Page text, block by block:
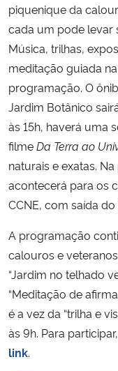
piquenique da
cada um pode levar
Música, trilhas,
meditação guiada
programação. O
Jardim Botânico
às 15h, haverá uma
filmeDa Terra ao
naturais e exatas.
acontecerá para os
CCNE, com saída
A programação
calouros e
“Jardim no telhado
“Meditação de
é a vez da “trilha e
às 9h. Para
link.